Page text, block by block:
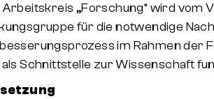
„Forschung“ wird vom
für die notwendige
im Rahmen der
als Schnittstelle zur Wissenschaft